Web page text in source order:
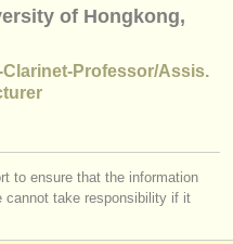
of Hongkong,
Professor/Assis.
to ensure that the information
cannot take responsibility if it